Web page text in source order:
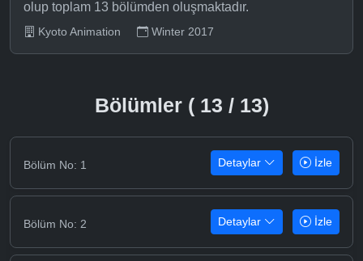
olup toplam 13 bölümden oluşmaktadır.
Kyoto Animation Winter 2017
Bölümler ( 13 / 13)
Bölüm No: 1 Detaylar İzle
Bölüm No: 2 Detaylar İzle